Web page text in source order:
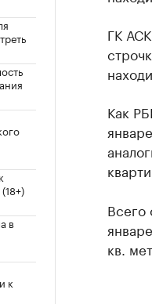
в
к
ГК
Как
Всего
кв.